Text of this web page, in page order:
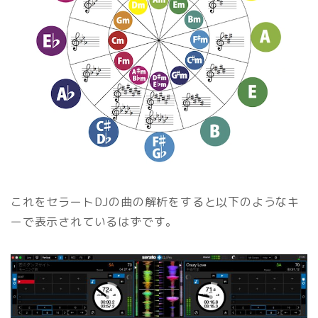
これをセラートDJの曲の解析をすると以下のようなキ
ーで表示されているはずです。